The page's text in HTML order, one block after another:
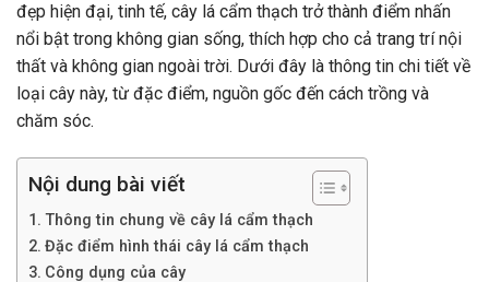
đẹp hiện đại, tinh tế, cây lá cẩm thạch trở thành điểm nhấn
nổi bật trong không gian sống, thích hợp cho cả trang trí nội
thất và không gian ngoài trời. Dưới đây là thông tin chi tiết về
loại cây này, từ đặc điểm, nguồn gốc đến cách trồng và
chăm sóc.
Nội dung bài viết
Thông tin chung về cây lá cẩm thạch
Đặc điểm hình thái cây lá cẩm thạch
Công dụng của cây